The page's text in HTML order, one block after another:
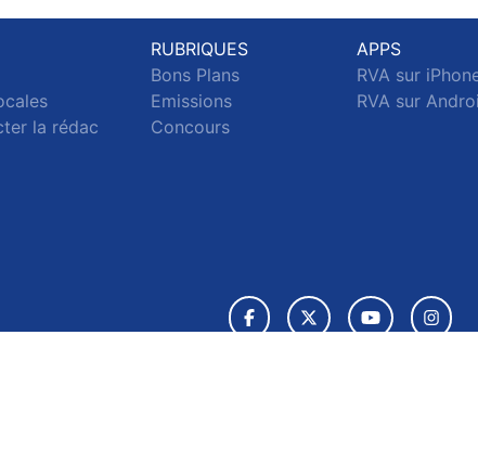
la rédac
RUBRIQUES
Bons Plans
Emissions
Concours
APPS
RVA sur
RVA sur